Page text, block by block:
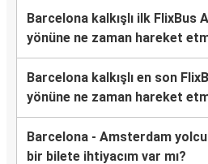
Barcelona kalkışlı ilk FlixBus
yönüne ne zaman hareket
Barcelona kalkışlı en son
yönüne ne zaman hareket
Barcelona - Amsterdam
bir bilete ihtiyacım var mı?